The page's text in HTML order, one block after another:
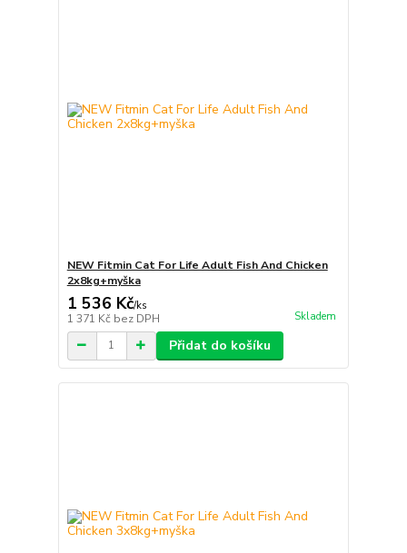
NEW Fitmin Cat For Life Adult Fish And Chicken
2x8kg+myška
1 536 Kč/ks
1 371 Kč bez DPH Skladem
Přidat do košíku